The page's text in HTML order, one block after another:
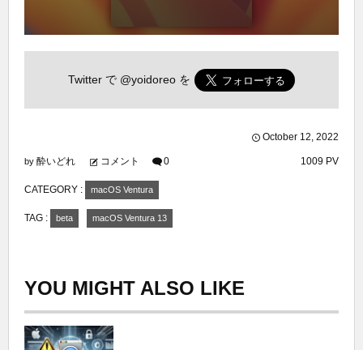
Twitter で @yoidoreo を
October 12, 2022
by 酔いどれ コメント 0 1009 PV
CATEGORY : macOS Ventura
TAG : beta macOS Ventura 13
YOU MIGHT ALSO LIKE